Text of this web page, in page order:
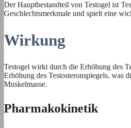
Der Hauptbestandteil von Testogel ist
Geschlechtsmerkmale und spielt eine
Wirkung
Testogel wirkt durch die Erhöhung des
Erhöhung des Testosteronspiegels, was
Muskelmasse.
Pharmakokinetik